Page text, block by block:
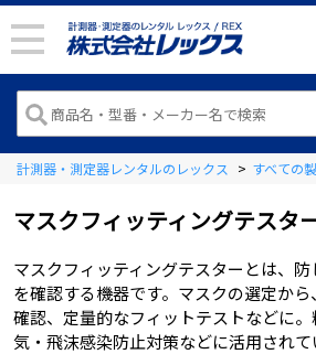
計測器・測定器レンタルのレックス > すべての
マスクフィッティングテスタ
マスクフィッティングテスターとは、
を確認する機器です。マスクの選定か
確認、定量的なフィットテストなどに
気・飛沫感染防止対策などに活用されて